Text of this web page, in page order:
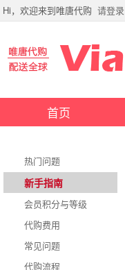
Hi，欢迎来到唯唐代购 请登录
首页
热门问题
新手指南
会员积分与等级
代购费用
常见问题
代购流程